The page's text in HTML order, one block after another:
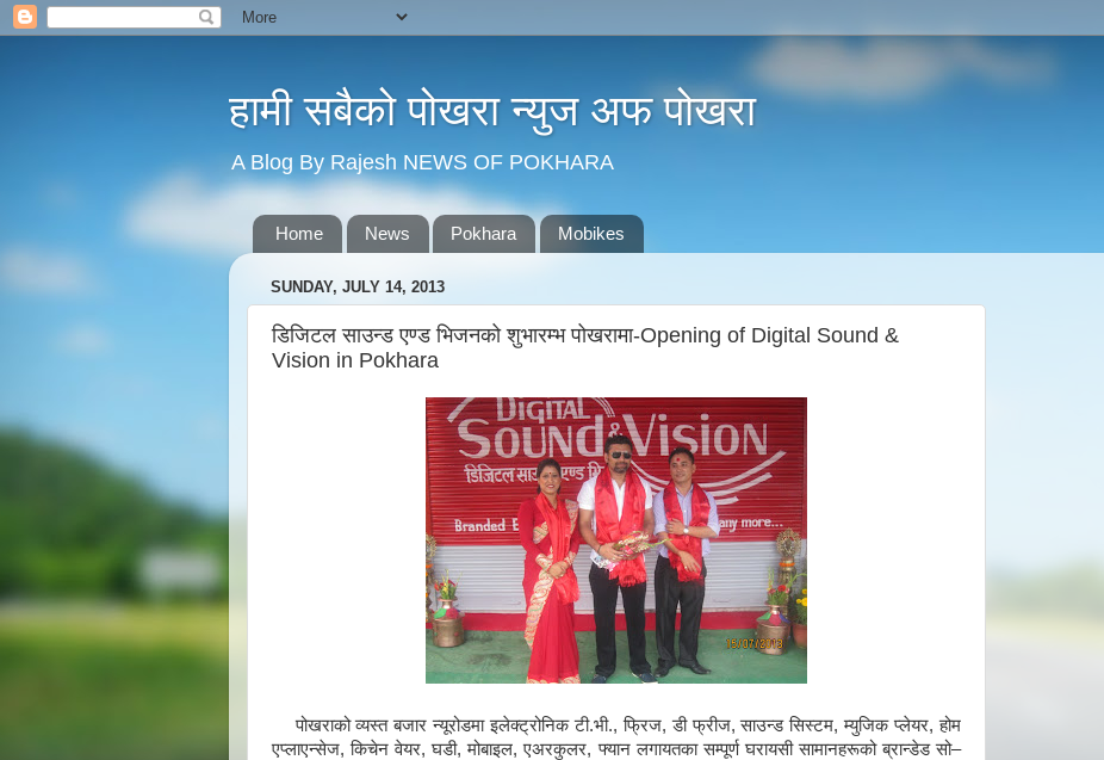
हामी सबैको पोखरा न्युज अफ पोखरा
A Blog By Rajesh NEWS OF POKHARA
Home News Pokhara Mobikes
SUNDAY, JULY 14, 2013
डिजिटल साउन्ड एण्ड भिजनको शुभारम्भ पोखरामा-Opening of Digital Sound &
Vision in Pokhara
पोखराको व्यस्त बजार न्यूरोडमा इलेक्ट्रोनिक टी.भी., फ्रिज, डी फ्रीज, साउन्ड सिस्टम, म्युजिक प्लेयर, होम
एप्लाएन्सेज, किचेन वेयर, घडी, मोबाइल, एअरकुलर, फ्यान लगायतका सम्पूर्ण घरायसी सामानहरूको ब्रान्डेड सो–